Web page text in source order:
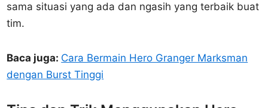
sama situasi yang ada dan ngasih yang terbaik buat
tim.
Baca juga: Cara Bermain Hero Granger Marksman
dengan Burst Tinggi